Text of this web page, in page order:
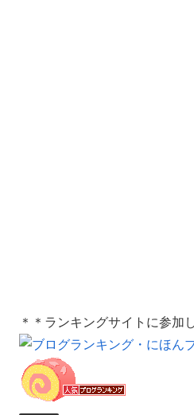
＊＊ランキングサイトに参加